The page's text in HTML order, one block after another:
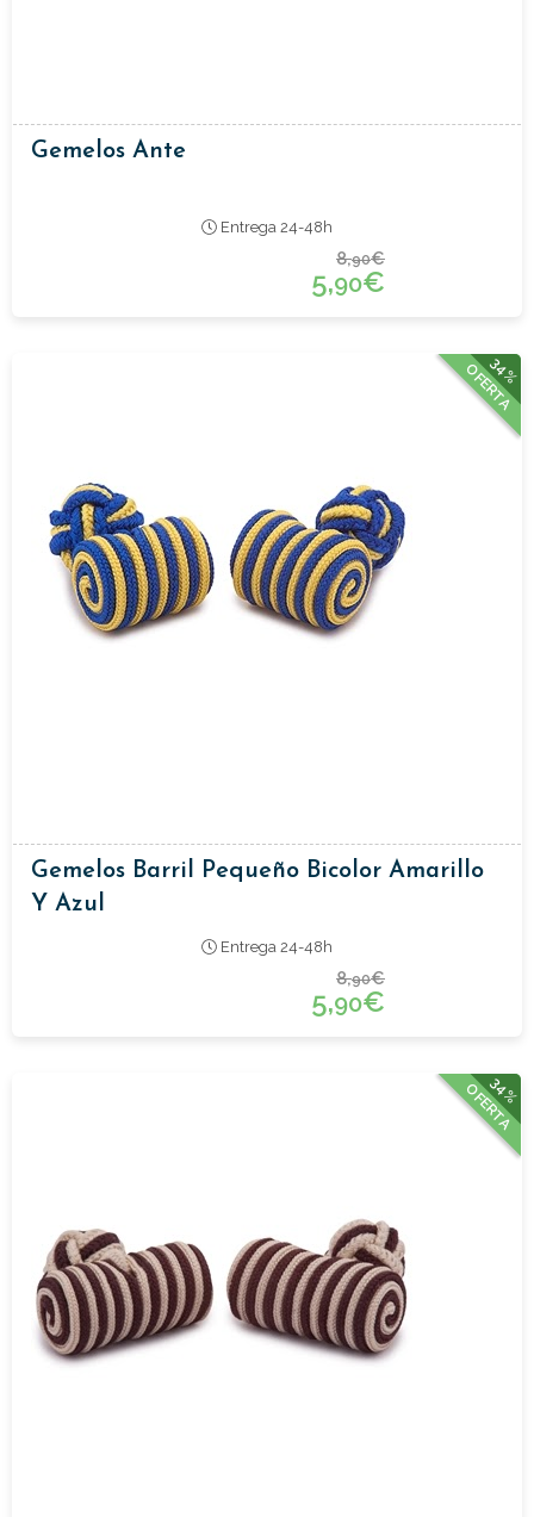
Gemelos Ante
Entrega 24-48h
8,90€
5,90€
34%
OFERTA
Gemelos Barril Pequeño Bicolor Amarillo
Y Azul
Entrega 24-48h
8,90€
5,90€
34%
OFERTA